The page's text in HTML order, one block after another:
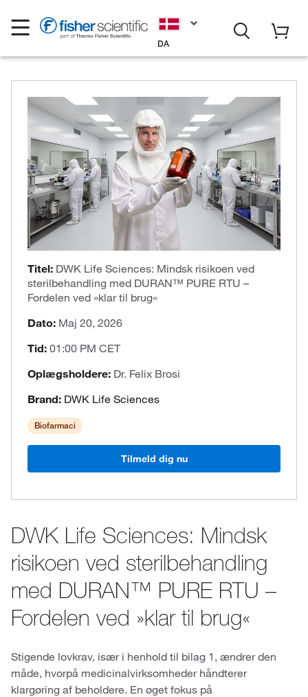
DA
Titel: DWK Life Sciences: Mindsk risikoen ved
sterilbehandling med DURAN™ PURE RTU –
Fordelen ved »klar til brug«
Dato: Maj 20, 2026
Tid: 01:00 PM CET
Oplægsholdere: Dr. Felix Brosi
Brand: DWK Life Sciences
Biofarmaci
Tilmeld dig nu
DWK Life Sciences: Mindsk
risikoen ved sterilbehandling
med DURAN™ PURE RTU –
Fordelen ved »klar til brug«
Stigende lovkrav, især i henhold til bilag 1, ændrer den
måde, hvorpå medicinalvirksomheder håndterer
klargøring af beholdere. En øget fokus på